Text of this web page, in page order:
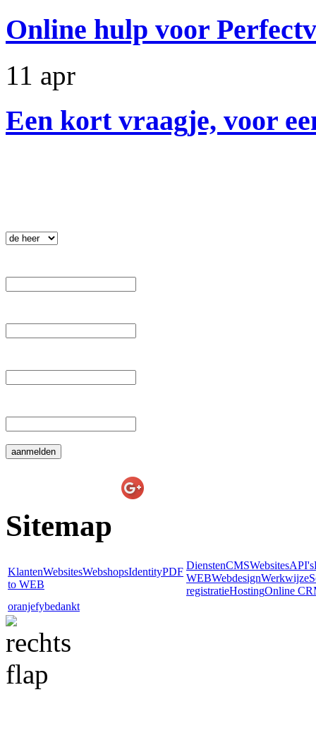
Online hulp voor
11 apr
Een kort vraagje, voor
Sitemap
KlantenWebsitesWebshopsIdentityPDF
to WEB
DienstenCMSWebsitesAPI's
WEBWebdesignWerkwijze
registratieHostingOnline
oranjefybedankt